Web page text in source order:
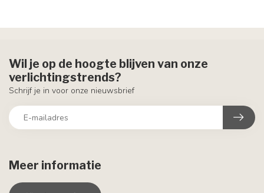
Meer informatie
Wil je op de hoogte blijven van onze
verlichtingstrends?
Schrijf je in voor onze nieuwsbrief